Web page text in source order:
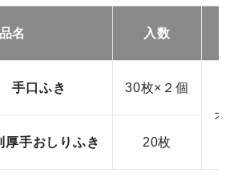
名 入数
手口ふき
30枚×２個
オ
手おしりふき
20枚